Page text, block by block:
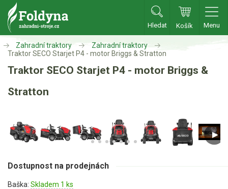
Hledat Košík Menu
Zahradní traktory
Zahradní traktory
Zahradní ridery
Příslušenství
Zahradní traktory
Zahradní traktory
Traktor SECO Starjet P4 - motor Briggs & Stratton
Traktor SECO Starjet P4 - motor Briggs &
Stratton
Dostupnost na prodejnách
Baška: Skladem 1 ks